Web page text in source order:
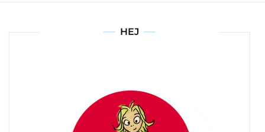
HEJ